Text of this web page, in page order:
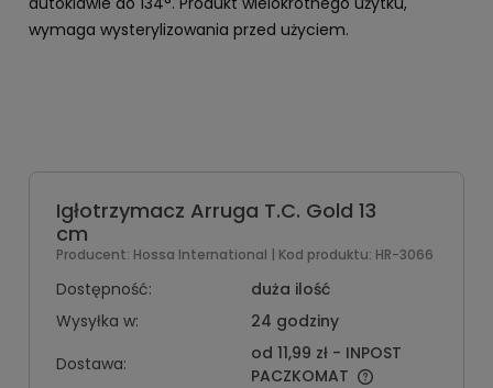
wymaga wysterylizowania przed użyciem.
Igłotrzymacz Arruga T.C. Gold 13
cm
Producent: Hossa International | Kod produktu: HR-3066
Dostępność:
duża ilość
Wysyłka w:
24 godziny
Dostawa:
od 11,99 zł - INPOST
PACZKOMAT